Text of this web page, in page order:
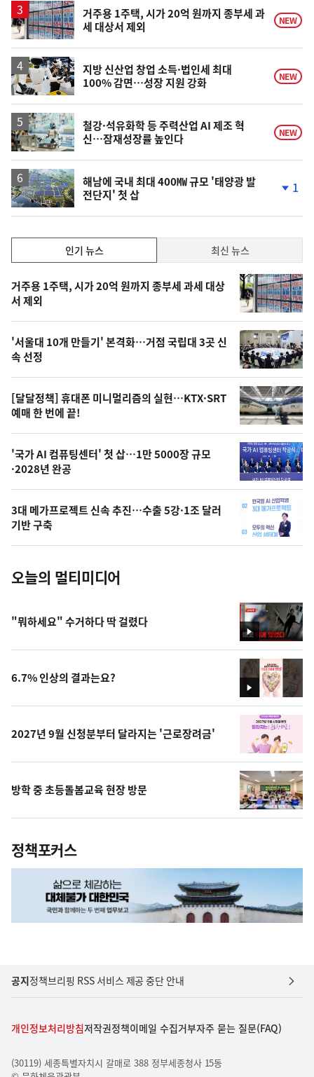
락
거주용 1주택, 시가 20억 원까지 종부세 과
세 대상서 제외
NEW
지방 신산업 창업 소득·법인세 최대
100% 감면…성장 지원 강화
NEW
철강·석유화학 등 주력산업 AI 제조 혁
신…잠재성장률 높인다
NEW
해남에 국내 최대 400㎿ 규모 '태양광 발
전단지' 첫 삽
계
락
1
기,
최
신,
오
늘
의
영
상
오
늘
의
사
진
인기 뉴스 최신 뉴스
기
뉴
스
거주용 1주택, 시가 20억 원까지 종부세 과세 대상
서 제외
'서울대 10개 만들기' 본격화…거점 국립대 3곳 신
속 선정
[달달정책] 휴대폰 미니멀리즘의 실현…KTX·SRT
예매 한 번에 끝!
'국가 AI 컴퓨팅센터' 첫 삽…1만 5000장 규모
·2028년 완공
3대 메가프로젝트 신속 추진…수출 5강·1조 달러
기반 구축
오늘의 멀티미디어
영
상
"뭐하세요" 수거하다 딱 걸렸다
영
상
6.7% 인상의 결과는요?
2027년 9월 신청분부터 달라지는 '근로장려금'
방학 중 초등돌봄교육 현장 방문
정책포커스
공지정책브리핑 RSS 서비스 제공 중단 안내
개인정보처리방침저작권정책이메일 수집거부자주 묻는 질문(FAQ)
(30119) 세종특별자치시 갈매로 388 정부세종청사 15동